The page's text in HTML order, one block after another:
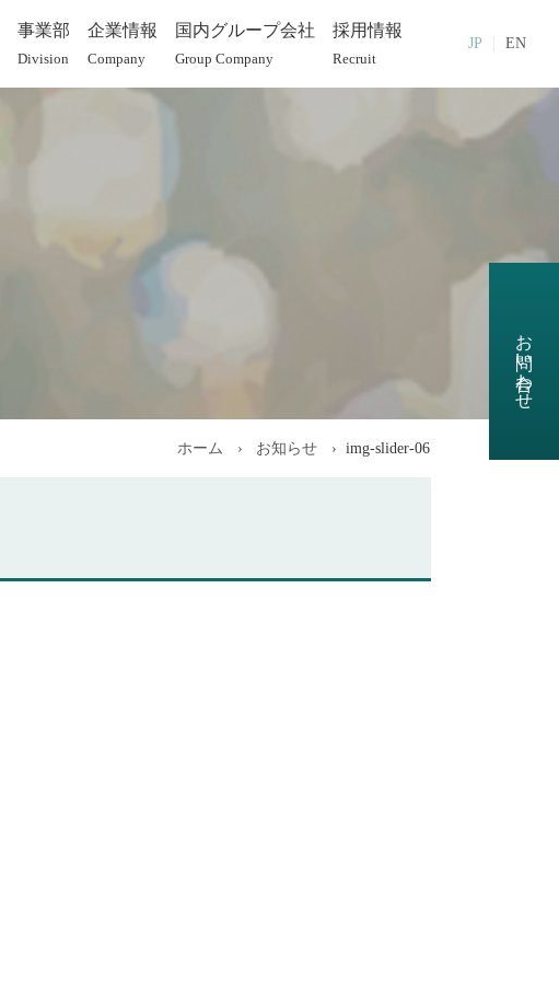
EN
JP
事業部
Division
企業情報
Company
国内グループ会社
Group Company
採用情報
Recruit
ホーム お知らせ img-slider-06
お問い合わせ